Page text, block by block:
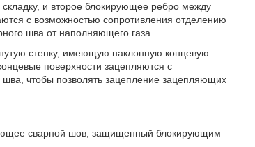
и второе блокирующее ребро между
с возможностью сопротивления отделению
шва от наполняющего газа.
стенку, имеющую наклонную концевую
поверхности зацепляются с
чтобы позволять зацепление зацепляющих
сварной шов, защищенный блокирующим